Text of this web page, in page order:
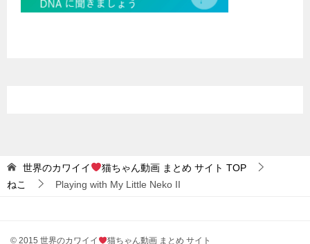
世界のカワイイ 猫ちゃん動画 まとめ サイト TOP
ねこ
Playing with My Little Neko II
© 2015 世界のカワイイ 猫ちゃん動画 まとめ サイト